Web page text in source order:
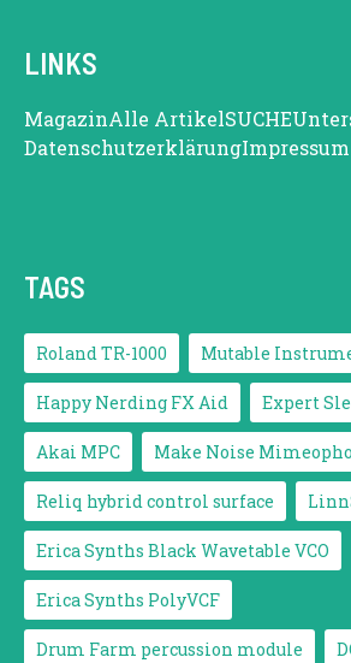
LINKS
MagazinAlle ArtikelSUCHE
DatenschutzerklärungImpressum
TAGS
Roland TR-1000 Mutable
Happy Nerding FX Aid Expert
Akai MPC Make Noise
Reliq hybrid control surface
Erica Synths Black Wavetable VCO
Erica Synths PolyVCF
Drum Farm percussion module